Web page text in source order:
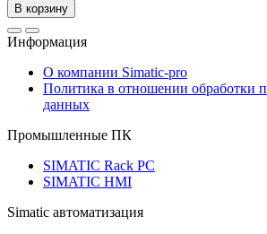
В корзину
Информация
О компании Simatic-pro
Политика в отношении обработки
данных
Промышленные ПК
SIMATIC Rack PC
SIMATIC HMI
Simatic автоматизация